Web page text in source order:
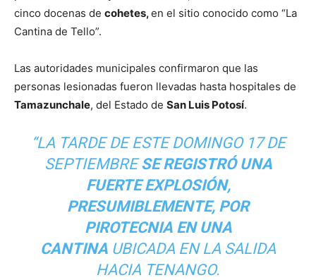
cinco docenas de cohetes,en el sitio conocido como “La
Cantina de Tello”.
Las autoridades municipales confirmaron que las
personas lesionadas fueron llevadas hasta hospitales de
Tamazunchale, del Estado de San Luis Potosí.
“LA TARDE DE ESTE DOMINGO 17 DE
SEPTIEMBRESE REGISTRÓ UNA
FUERTE EXPLOSIÓN,
PRESUMIBLEMENTE, POR
PIROTECNIA EN UNA
CANTINA UBICADA EN LA SALIDA
HACIA TENANGO.